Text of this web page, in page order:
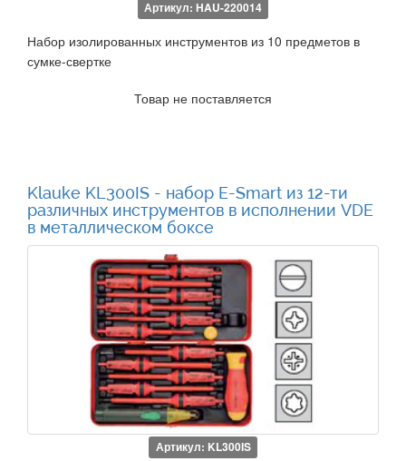
Артикул: HAU-220014
Набор изолированных инструментов из 10 предметов в
сумке-свертке
Товар не поставляется
Klauke KL300IS - набор E-Smart из 12-ти
различных инструментов в исполнении VDE
в металлическом боксе
Артикул: KL300IS